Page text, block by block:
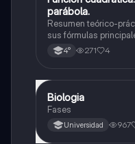
parábola.
Resumen teórico-
sus fórmulas
como representación
forma general,
4° 271 4
Biología
Biologia
Fases
Universidad 967